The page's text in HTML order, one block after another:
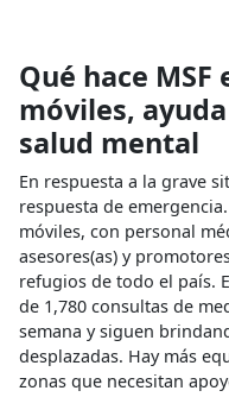
Qué hace
móviles,
salud mental
En respuesta a la grave
respuesta de
móviles, con personal
asesores(as) y
refugios de todo el país.
de 1,780 consultas de
semana y siguen
desplazadas. Hay más
zonas que necesitan